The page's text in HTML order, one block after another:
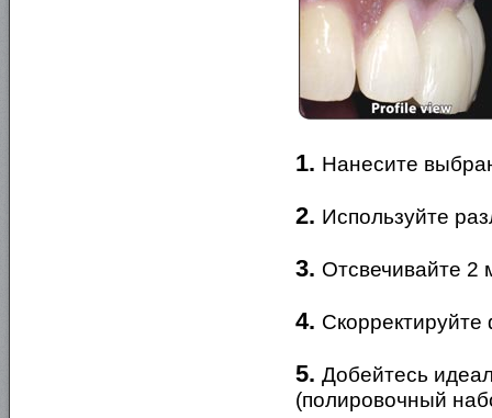
1. Нанесите
2. Используйте
3. Отсвечивайте 2
4.
5. Добейтесь
(полировочный